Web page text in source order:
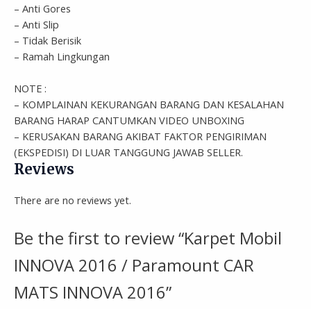
– Anti Gores
– Anti Slip
– Tidak Berisik
– Ramah Lingkungan
NOTE :
– KOMPLAINAN KEKURANGAN BARANG DAN KESALAHAN
BARANG HARAP CANTUMKAN VIDEO UNBOXING
– KERUSAKAN BARANG AKIBAT FAKTOR PENGIRIMAN
(EKSPEDISI) DI LUAR TANGGUNG JAWAB SELLER.
Reviews
There are no reviews yet.
Be the first to review “Karpet Mobil
INNOVA 2016 / Paramount CAR
MATS INNOVA 2016”